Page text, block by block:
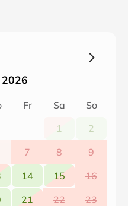
Fr Sa
So
1
2
7 8
9
14 15
16
21 22
23